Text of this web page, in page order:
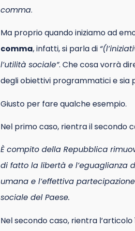
comma.
Ma proprio quando iniziamo ad
comma, infatti, si parla di
l’utilità sociale”. Che cosa vorrà
degli obiettivi programmatici e sia
Giusto per fare qualche esempio.
Nel primo caso, rientra il secondo
È compito della Repubblica
di fatto la libertà e l’eguaglianza
umana e l’effettiva
sociale del Paese.
Nel secondo caso, rientra l’articolo